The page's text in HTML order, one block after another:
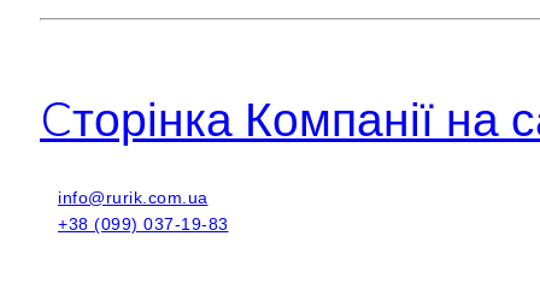
Cторінка Компанії на
info@rurik.com.ua
+38 (099) 037-19-83